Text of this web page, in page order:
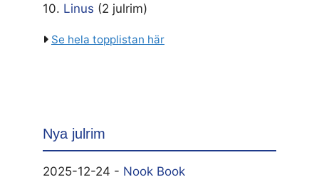
10. Linus (2 julrim)
Se hela topplistan här
Nya julrim
2025-12-24 - Nook Book